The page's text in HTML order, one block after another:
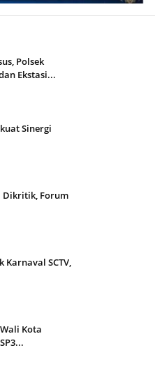
Polsek
Ekstasi...
Sinergi
Dikritik, Forum
SCTV,
Kota